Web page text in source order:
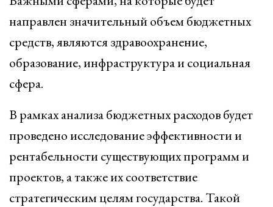
направлен значительный объем бюджетных
средств, являются здравоохранение,
образование, инфраструктура и социальная
сфера.
В рамках анализа бюджетных расходов будет
проведено исследование эффективности и
рентабельности существующих программ и
проектов, а также их соответствие
стратегическим целям государства. Такой